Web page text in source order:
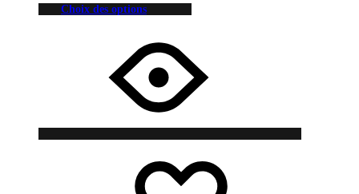
Choix des options